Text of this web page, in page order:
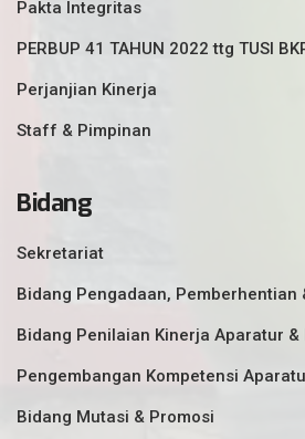
Pakta Integritas
PERBUP 41 TAHUN 2022 ttg TUSI
Perjanjian Kinerja
Staff & Pimpinan
Bidang
Sekretariat
Bidang Pengadaan, Pemberhentian
Bidang Penilaian Kinerja Aparatur &
Pengembangan Kompetensi
Bidang Mutasi & Promosi